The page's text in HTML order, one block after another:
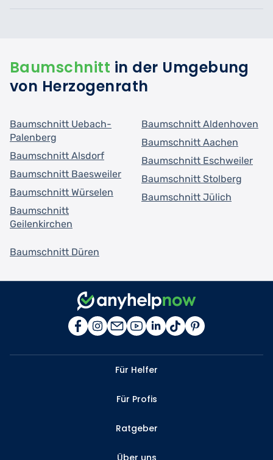
Baumschnitt in der Umgebung
von Herzogenrath
Baumschnitt Uebach-
Palenberg
Baumschnitt Alsdorf
Baumschnitt Baesweiler
Baumschnitt Würselen
Baumschnitt
Geilenkirchen
Baumschnitt Aldenhoven
Baumschnitt Aachen
Baumschnitt Eschweiler
Baumschnitt Stolberg
Baumschnitt Jülich
Baumschnitt Düren
Für Helfer
Für Profis
Ratgeber